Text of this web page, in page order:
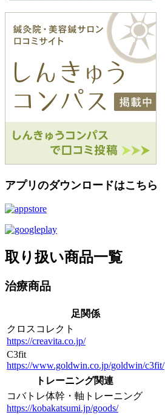
アプリのダウンロードはこちら
取り扱い商品一覧
治療商品
足関係
クロスコレクト
https://creavita.co.jp/
C3fit
https://www.goldwin.co.jp/goldwin/c3fit/
トレーニング関連
コバトレ体幹・軸トレーニング
https://kobakatsumi.jp/goods/